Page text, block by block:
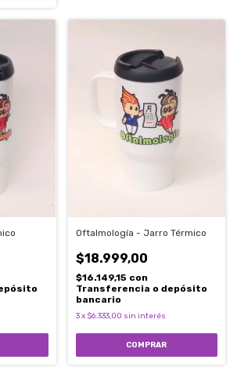
Oftalmología - Jarro Térmico
$18.999,00
$16.149,15 con
Transferencia o depósito
bancario
3 x $6.333,00 sin interés